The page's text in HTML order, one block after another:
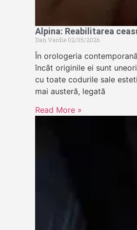
Alpina: Reabilitarea
Dan Vardie 02/05/2026
În orologeria
încât originile ei sunt
cu toate codurile sale
mai austeră, legată
Read More »